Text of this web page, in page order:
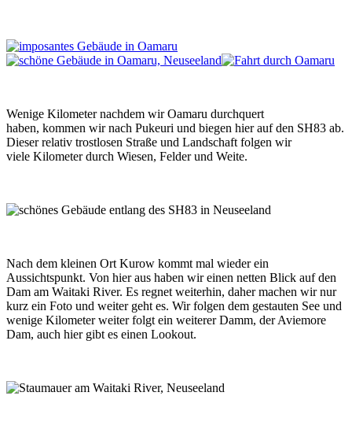
Wenige Kilometer nachdem wir Oamaru durchquert
haben, kommen wir nach Pukeuri und biegen hier auf den SH83 ab.
Dieser relativ trostlosen Straße und Landschaft folgen wir
viele Kilometer durch Wiesen, Felder und Weite.
Nach dem kleinen Ort Kurow kommt mal wieder ein
Aussichtspunkt. Von hier aus haben wir einen netten Blick auf den
Dam am Waitaki River. Es regnet weiterhin, daher machen wir nur
kurz ein Foto und weiter geht es. Wir folgen dem gestauten See und
wenige Kilometer weiter folgt ein weiterer Damm, der Aviemore
Dam, auch hier gibt es einen Lookout.